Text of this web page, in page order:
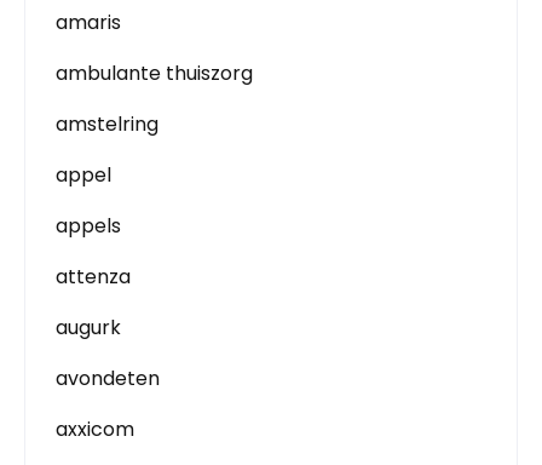
amaris
ambulante thuiszorg
amstelring
appel
appels
attenza
augurk
avondeten
axxicom